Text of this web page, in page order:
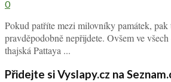
0
Pokud patříte mezi milovníky památek, pak
pravděpodobně nepřijdete. Ovšem ve
thajská Pattaya ...
Přidejte si Vyslapy.cz na